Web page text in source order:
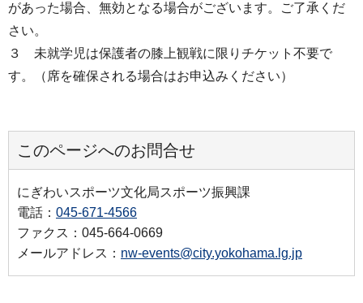
があった場合、無効となる場合がございます。ご了承くだ
さい。
３ 未就学児は保護者の膝上観戦に限りチケット不要で
す。（席を確保される場合はお申込みください）
このページへのお問合せ
にぎわいスポーツ文化局スポーツ振興課
電話： 045-671-4566
ファクス：045-664-0669
メールアドレス： nw-events@city.yokohama.lg.jp